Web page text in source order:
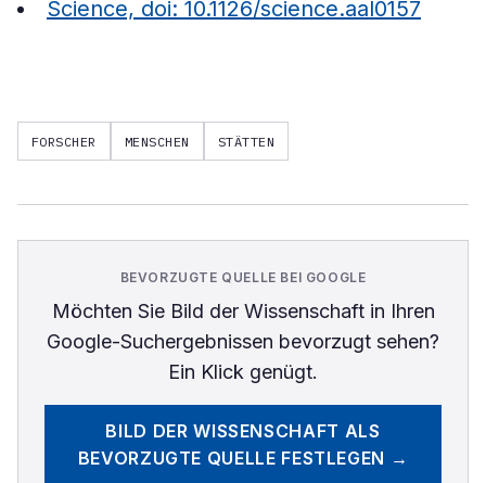
Science, doi: 10.1126/science.aal0157
FORSCHER MENSCHEN STÄTTEN
BEVORZUGTE QUELLE BEI GOOGLE
Möchten Sie Bild der Wissenschaftin Ihren
Google-Suchergebnissen bevorzugt sehen?
Ein Klick genügt.
BILD DER WISSENSCHAFT ALS
BEVORZUGTE QUELLE FESTLEGEN →